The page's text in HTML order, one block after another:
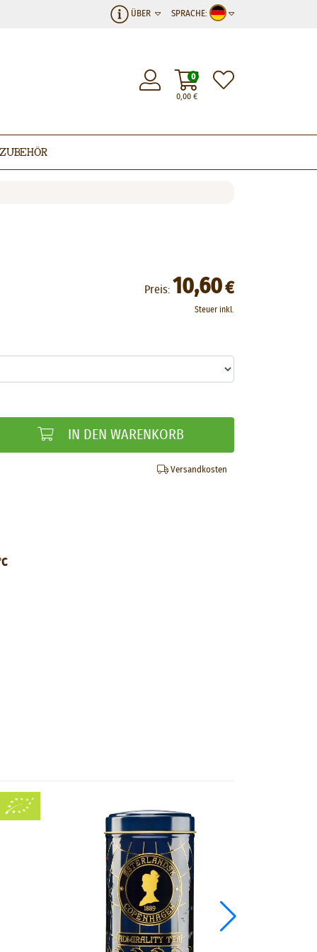
SPRACHE:
ÜBER
0,00€
0
Zubehör
Preis: 10,60€
Steuer inkl.
IN DEN WARENKORB
Versandkosten